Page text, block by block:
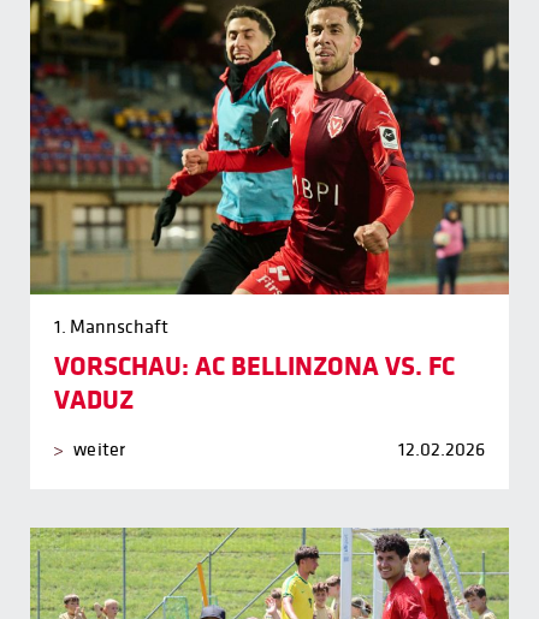
1. Mannschaft
VORSCHAU: AC BELLINZONA VS. FC
VADUZ
weiter 12.02.2026